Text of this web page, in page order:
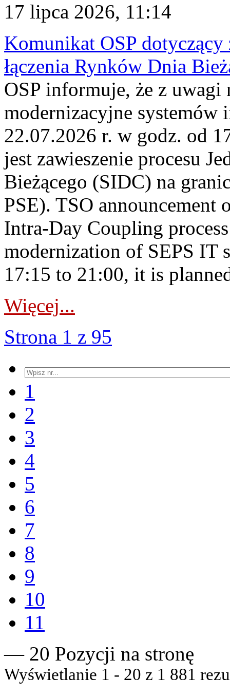
17 lipca 2026, 11:14
Komunikat OSP dotyczący
łączenia Rynków Dnia
OSP informuje, że z uwagi
modernizacyjne systemów
22.07.2026 r. w godz. od
jest zawieszenie procesu
Bieżącego (SIDC) na
PSE). TSO announcement
Intra-Day Coupling
modernization of SEPS IT
17:15 to 21:00, it is
Więcej...
Strona 1 z 95
1
2
3
4
5
6
7
8
9
10
11
— 20 Pozycji na stronę
Wyświetlanie 1 - 20 z 1 881